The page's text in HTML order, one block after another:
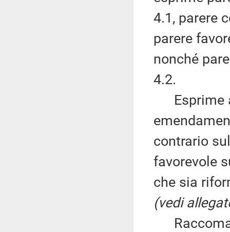
4.1, parere
parere
nonché
4.2.
Esprime
contrario
favorevole
che sia
(vedi